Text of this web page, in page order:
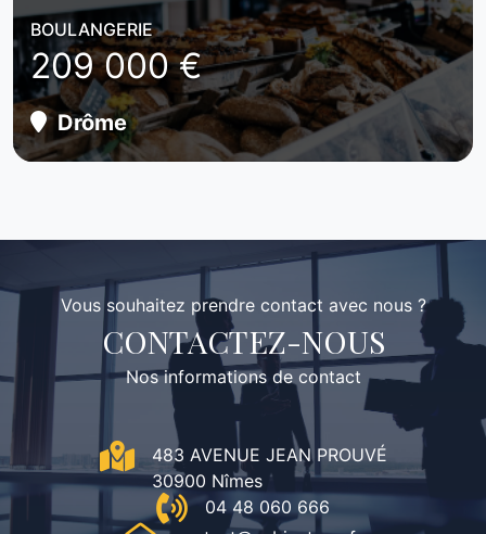
BOULANGERIE
209 000 €
Drôme
Vous souhaitez prendre contact avec nous ?
CONTACTEZ-NOUS
Nos informations de contact
483 AVENUE JEAN PROUVÉ
30900 Nîmes
04 48 060 666